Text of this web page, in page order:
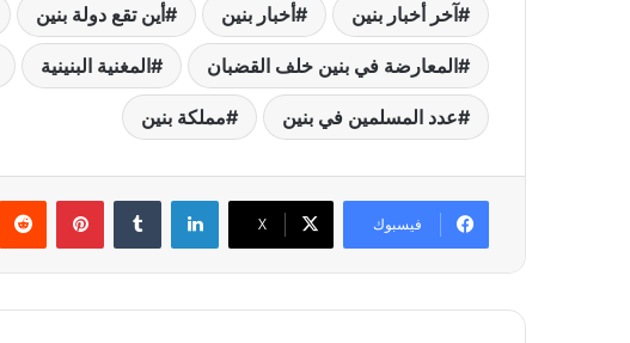
آخر أخبار بنين أخبار بنين أين تقع دولة بنين
المعارضة في بنين خلف القضبان المغنية البنينية
عدد المسلمين في بنين مملكة بنين
فيسبوك ‫X
لينكدإن بينتيريست